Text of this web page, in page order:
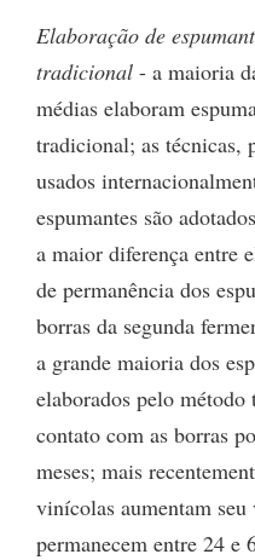
Elaboração de
tradicional - a maioria
médias elaboram
tradicional; as técnicas,
usados
espumantes são
a maior diferença entre
de permanência dos
borras da segunda
a grande maioria dos
elaborados pelo
contato com as borras
meses; mais
vinícolas aumentam
permanecem entre 24 e